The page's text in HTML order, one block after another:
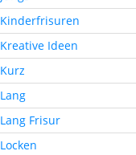
Kinderfrisuren
Kreative Ideen
Kurz
Lang
Lang Frisur
Locken